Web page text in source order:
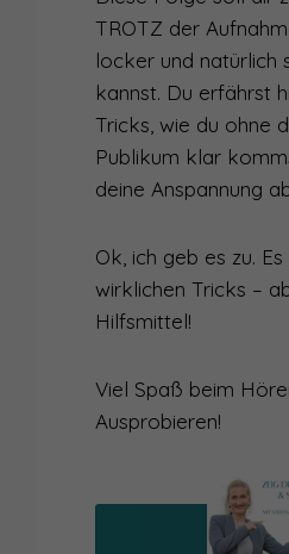
TROTZ der
locker und natürlich
kannst. Du erfährst
Tricks, wie du ohne
Publikum klar
deine Anspannung
Ok, ich geb es zu.
wirklichen Tricks –
Hilfsmittel!
Viel Spaß beim
Ausprobieren!